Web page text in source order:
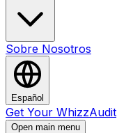
Sobre Nosotros
Español
Get Your WhizzAudit
Open main menu